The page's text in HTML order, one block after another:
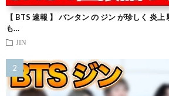
【 BTS 速報 】 バンタン の ジン が珍しく 炎
も…
JIN